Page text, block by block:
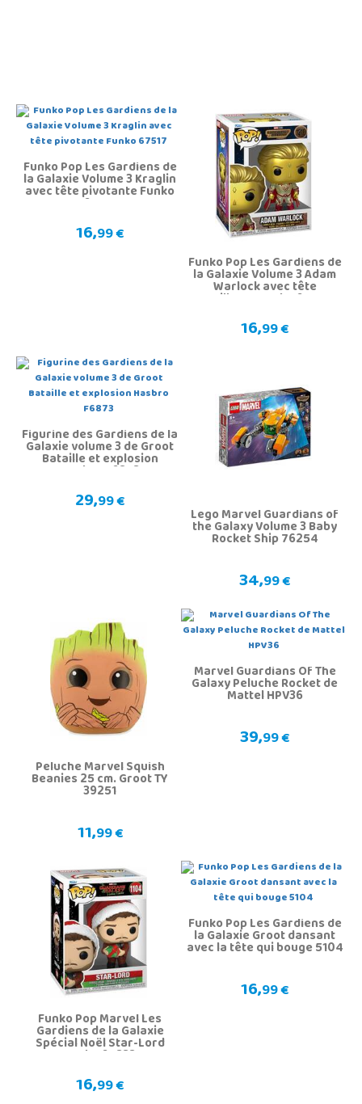
Funko Pop Les Gardiens de
la Galaxie Volume 3 Kraglin
avec tête pivotante Funko
67517
16,99 €
Funko Pop Les Gardiens de
la Galaxie Volume 3 Adam
Warlock avec tête
oscillante Funko 67515
16,99 €
Figurine des Gardiens de la
Galaxie volume 3 de Groot
Bataille et explosion
Hasbro F6873
29,99 € Lego Marvel Guardians of
the Galaxy Volume 3 Baby
Rocket Ship 76254
34,99 €
Peluche Marvel Squish
Beanies 25 cm. Groot TY
39251
11,99 €
Marvel Guardians Of The
Galaxy Peluche Rocket de
Mattel HPV36
39,99 €
Funko Pop Marvel Les
Gardiens de la Galaxie
Spécial Noël Star-Lord
Funko 64333
16,99 €
Funko Pop Les Gardiens de
la Galaxie Groot dansant
avec la tête qui bouge 5104
16,99 €